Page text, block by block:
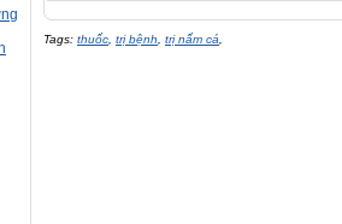
Tags: thuốc trị bệnh trị nấm cá